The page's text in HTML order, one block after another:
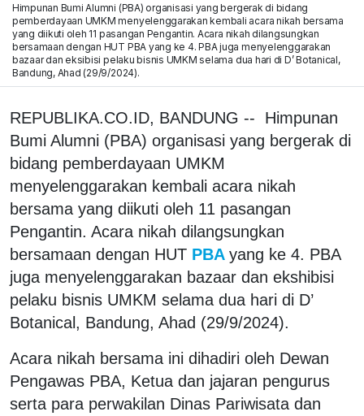
Himpunan Bumi Alumni (PBA) organisasi yang bergerak di bidang
pemberdayaan UMKM menyelenggarakan kembali acara nikah bersama
yang diikuti oleh 11 pasangan Pengantin. Acara nikah dilangsungkan
bersamaan dengan HUT PBA yang ke 4. PBA juga menyelenggarakan
bazaar dan eksibisi pelaku bisnis UMKM selama dua hari di D’ Botanical,
Bandung, Ahad (29/9/2024).
REPUBLIKA.CO.ID, BANDUNG -- Himpunan
Bumi Alumni (PBA) organisasi yang bergerak di
bidang pemberdayaan UMKM
menyelenggarakan kembali acara nikah
bersama yang diikuti oleh 11 pasangan
Pengantin. Acara nikah dilangsungkan
bersamaan dengan HUT PBA yang ke 4. PBA
juga menyelenggarakan bazaar dan ekshibisi
pelaku bisnis UMKM selama dua hari di D’
Botanical, Bandung, Ahad (29/9/2024).
Acara nikah bersama ini dihadiri oleh Dewan
Pengawas PBA, Ketua dan jajaran pengurus
serta para perwakilan Dinas Pariwisata dan